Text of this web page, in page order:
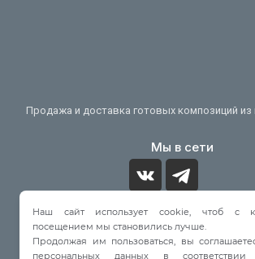
Продажа и доставка готовых композиций
Мы в сети
Принимаем к оплате
Наш сайт использует cookie, чтоб с
посещением мы становились лучше.
Продолжая им пользоваться, вы
персональных данных в